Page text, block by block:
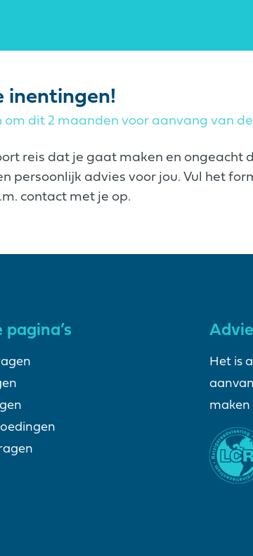
inentingen!
om dit 2 maanden voor aanvang van
reis dat je gaat maken en ongeacht
persoonlijk advies voor jou. Vul het
contact met je op.
Het is
maken